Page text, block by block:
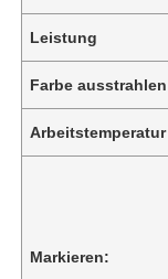
Leistung
Farbe ausstrahlen
Arbeitstemperatur
Markieren: